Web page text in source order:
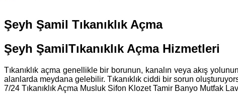
Şeyh Şamil Tıkanıklık Açma
Şeyh ŞamilTıkanıklık Açma Hizmetleri
Tıkanıklık açma genellikle bir borunun, kanalın veya akış
alanlarda meydana gelebilir. Tıkanıklık ciddi bir sorun
7/24 Tıkanıklık Açma Musluk Sifon Klozet Tamir Banyo Mutfak